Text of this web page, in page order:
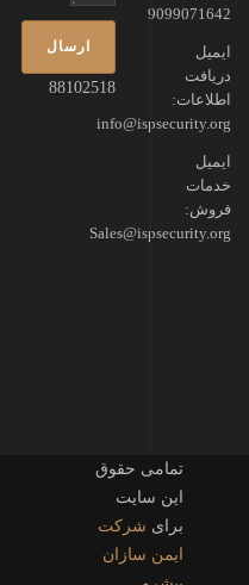
88102518
9099071642
ایمیل
دریافت
اطلاعات:
info@ispsecurity.org
ایمیل
خدمات
فروش:
Sales@ispsecurity.org
تمامی حقوق
این سایت
برای شرکت
ایمن سازان